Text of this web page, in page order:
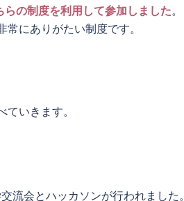
の制度を利用して参加しました。
にありがたい制度です。
いきます。
流会とハッカソンが行われました。